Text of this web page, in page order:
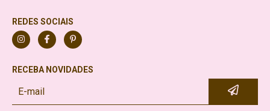
REDES SOCIAIS
RECEBA NOVIDADES